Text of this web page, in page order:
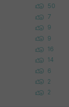
50
7
9
9
16
14
6
2
2